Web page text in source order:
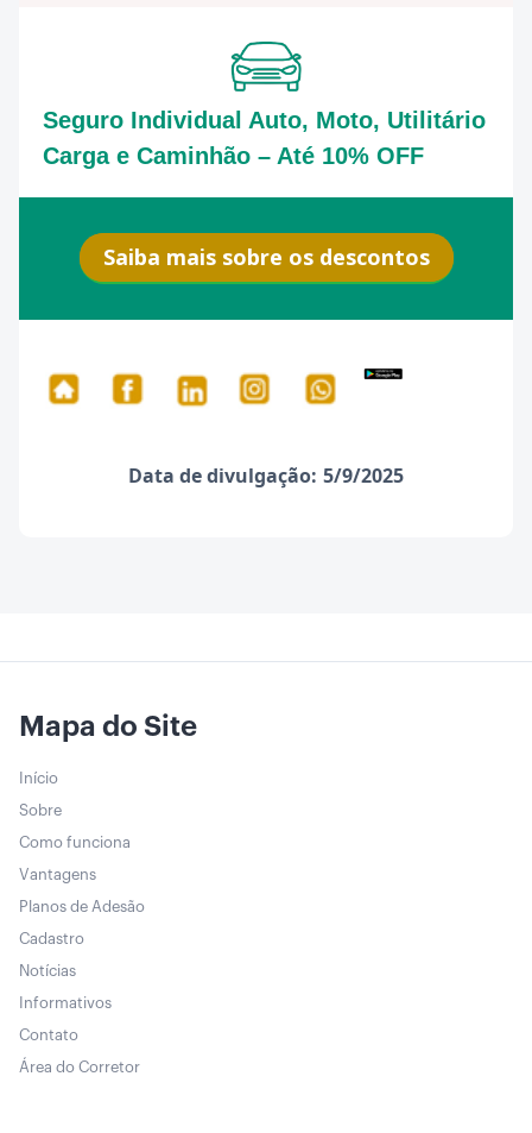
Seguro Individual Auto, Moto, Utilitário
Carga e Caminhão – Até 10% OFF
Saiba mais sobre os descontos
Data de divulgação: 5/9/2025
Mapa do Site
Início
Sobre
Como funciona
Vantagens
Planos de Adesão
Cadastro
Notícias
Informativos
Contato
Área do Corretor